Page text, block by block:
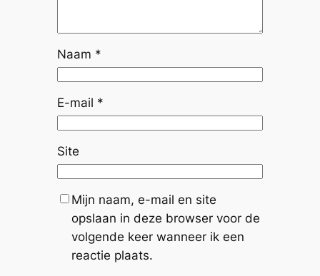
Naam *
E-mail *
Site
Mijn naam, e-mail en site
opslaan in deze browser voor de
volgende keer wanneer ik een
reactie plaats.